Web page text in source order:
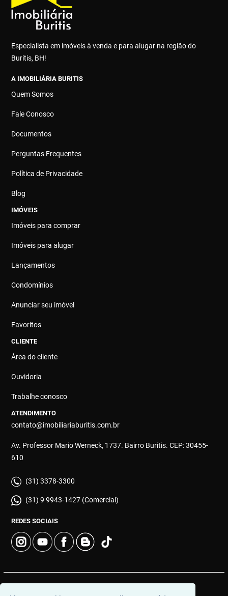
Especialista em imóveis à venda e para alugar na região do
Buritis, BH!
A IMOBILIÁRIA BURITIS
Quem Somos
Fale Conosco
Documentos
Perguntas Frequentes
Política de Privacidade
Blog
IMÓVEIS
Imóveis para comprar
Imóveis para alugar
Lançamentos
Condomínios
Anunciar seu imóvel
Favoritos
CLIENTE
Área do cliente
Ouvidoria
Trabalhe conosco
ATENDIMENTO
contato@imobiliariaburitis.com.br
Av. Professor Mario Werneck, 1737. Bairro Buritis. CEP: 30455-
610
(31) 3378-3300
(31) 9 9943-1427 (Comercial)
REDES SOCIAIS